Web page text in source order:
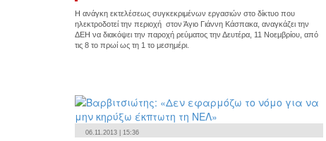
Η ανάγκη εκτελέσεως συγκεκριμένων εργασιών στο δίκτυο που
ηλεκτροδοτεί την περιοχή στον Άγιο Γιάννη Κάσπακα, αναγκάζει την
ΔΕΗ να διακόψει την παροχή ρεύματος την Δευτέρα, 11 Νοεμβρίου, από
τις 8 το πρωί ως τη 1 το μεσημέρι.
06.11.2013 | 15:36